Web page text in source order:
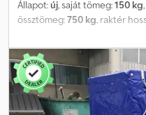
Állapot:új, saját tömeg:150 kg
össztömeg:750 kg, raktér
1
Típus: Lafutós (alacsony
teherbírás: 600 kg Belső
Külső méretek (H x Sz x M):
100 km/h sebességfeltétel